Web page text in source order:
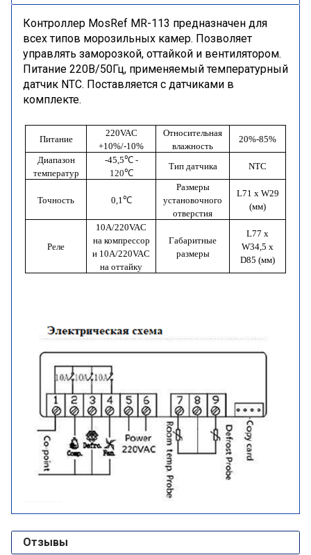
Контроллер MosRef MR-113 предназначен для
всех типов морозильных камер. Позволяет
управлять заморозкой, оттайкой и вентилятором.
Питание 220В/50Гц, применяемый температурный
датчик NTC. Поставляется с датчиками в
комплекте.
Питание
220VAC
+10%/-10%
Относительная
влажность
20%-85%
Диапазон
температур
-45,5℃ -
120℃
Тип датчика NTC
Точность 0,1 ℃
Размеры
установочного
отверстия
L71 x W29
(мм)
Реле
10А/220VAC
на компрессор
и 10А/220VAC
на оттайку
Габаритные
размеры
L77 x
W34,5 x
D85 (мм)
Отзывы